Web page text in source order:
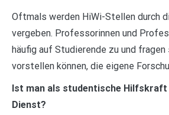
Oftmals werden HiWi-Stellen durch
vergeben. Professorinnen und
häufig auf Studierende zu und
vorstellen können, die eigene
Ist man als studentische
Dienst?